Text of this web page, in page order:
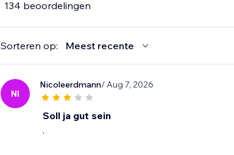
134 beoordelingen
Sorteren op: Meest recente
NI
Nicoleerdmann/ Aug 7, 2026
Soll ja gut sein
.